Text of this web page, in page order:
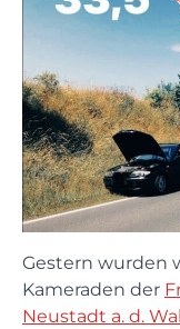
Gestern wurden
Kameraden der
Neustadt a. d.